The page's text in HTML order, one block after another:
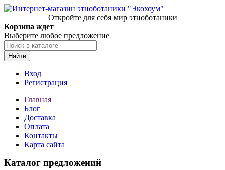
Откройте для себя мир этноботаники
Корзина ждет
Выберите любое предложение
Найти
Вход
Регистрация
Главная
Блог
Доставка
Оплата
Контакты
Карта сайта
Каталог предложений